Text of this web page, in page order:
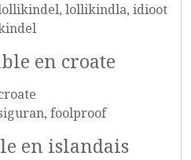
lollikindla, idioot
en croate
foolproof
en islandais